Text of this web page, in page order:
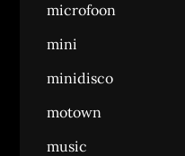
microfoon
mini
minidisco
motown
music